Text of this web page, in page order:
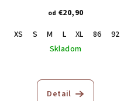
od €20,90
XS
S M L XL 86 92
Skladom
Detail